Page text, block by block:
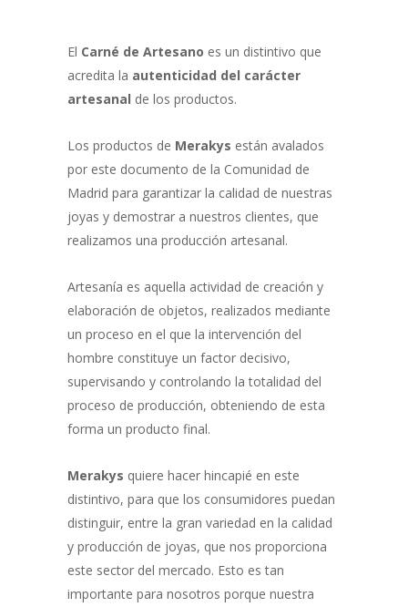
El Carné de Artesano es un distintivo que
acredita la autenticidad del carácter
artesanal de los productos.
Los productos de Merakys están avalados
por este documento de la Comunidad de
Madrid para garantizar la calidad de nuestras
joyas y demostrar a nuestros clientes, que
realizamos una producción artesanal.
Artesanía es aquella actividad de creación y
elaboración de objetos, realizados mediante
un proceso en el que la intervención del
hombre constituye un factor decisivo,
supervisando y controlando la totalidad del
proceso de producción, obteniendo de esta
forma un producto final.
Merakys quiere hacer hincapié en este
distintivo, para que los consumidores puedan
distinguir, entre la gran variedad en la calidad
y producción de joyas, que nos proporciona
este sector del mercado. Esto es tan
importante para nosotros porque nuestra